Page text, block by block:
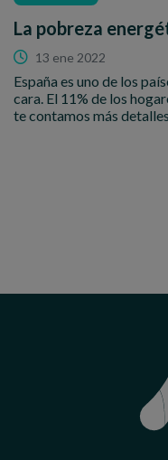
La pobreza
13 ene 2022
España es uno de los
cara. El 11% de los
te contamos más detalles.